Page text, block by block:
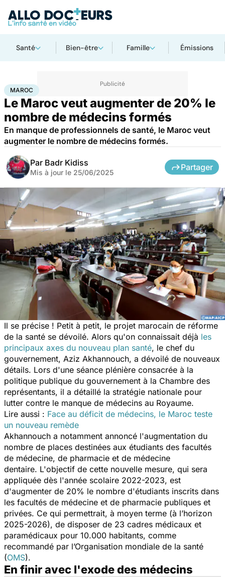
Santé Bien-être Famille Émissions
AccueilSanté Santé publiqueMaroc
MAROC
Le Maroc veut augmenter de 20% le
nombre de médecins formés
En manque de professionnels de santé, le Maroc veut
augmenter le nombre de médecins formés.
Par Badr Kidiss
Mis à jour le 25/06/2025
Partager
Il se précise ! Petit à petit, le projet marocain de réforme
de la santé se dévoilé. Alors qu'on connaissait déjà les
principaux axes du nouveau plan santé, le chef du
gouvernement, Aziz Akhannouch, a dévoilé de nouveaux
détails. Lors d'une séance plénière consacrée à la
politique publique du gouvernement à la Chambre des
représentants, il a détaillé la stratégie nationale pour
lutter contre le manque de médecins au Royaume.
Lire aussi : Face au déficit de médecins, le Maroc teste
un nouveau remède
Akhannouch a notamment annoncé l'augmentation du
nombre de places destinées aux étudiants des facultés
de médecine, de pharmacie et de médecine
dentaire. L'objectif de cette nouvelle mesure, qui sera
appliquée dès l'année scolaire 2022-2023, est
d'augmenter de 20% le nombre d'étudiants inscrits dans
les facultés de médecine et de pharmacie publiques et
privées. Ce qui permettrait, à moyen terme (à l’horizon
2025-2026), de disposer de 23 cadres médicaux et
paramédicaux pour 10.000 habitants, comme
recommandé par l’Organisation mondiale de la santé
(OMS).
En finir avec l'exode des médecins